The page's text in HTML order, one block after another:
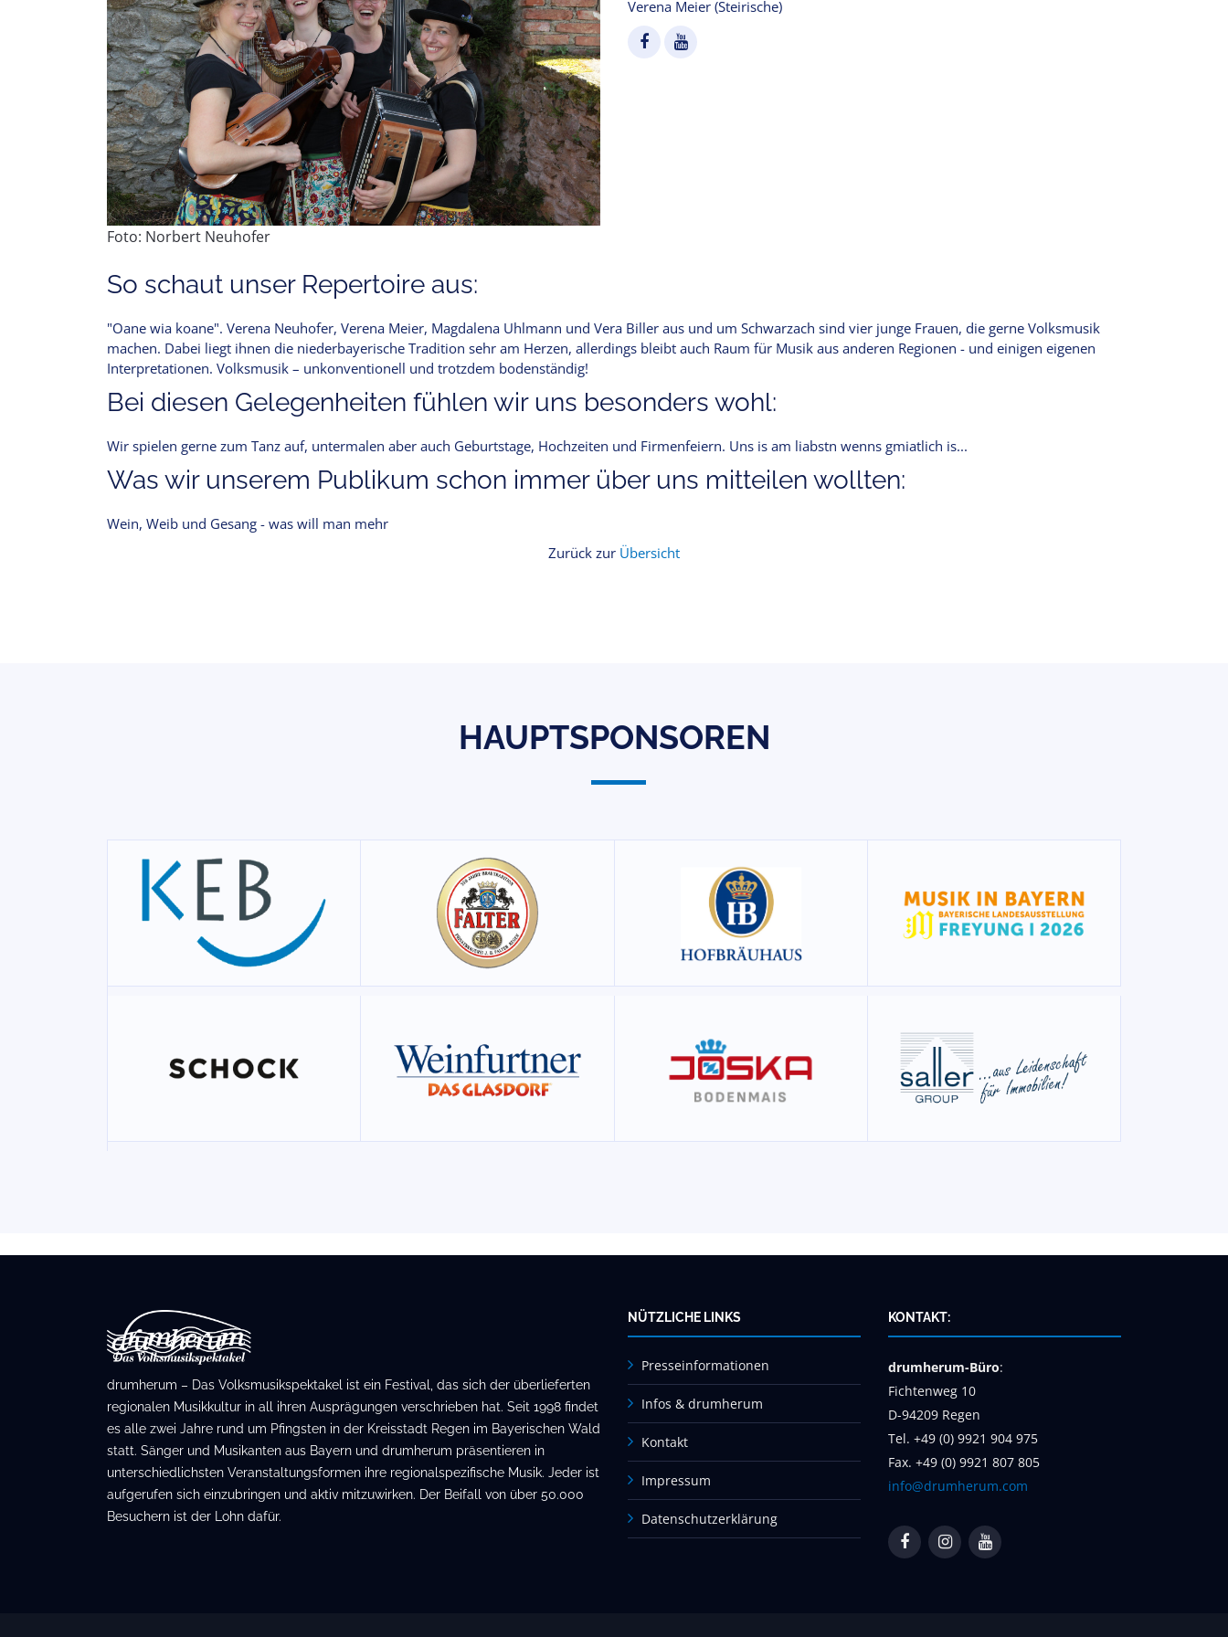
Foto: Norbert Neuhofer
Verena Meier (Steirische)
So schaut unser Repertoire aus:
"Oane wia koane". Verena Neuhofer, Verena Meier, Magdalena Uhlmann und Vera Biller aus und um Schwarzach sind vier junge Frauen, die gerne Volksmusik
machen. Dabei liegt ihnen die niederbayerische Tradition sehr am Herzen, allerdings bleibt auch Raum für Musik aus anderen Regionen - und einigen eigenen
Interpretationen. Volksmusik – unkonventionell und trotzdem bodenständig!
Bei diesen Gelegenheiten fühlen wir uns besonders wohl:
Wir spielen gerne zum Tanz auf, untermalen aber auch Geburtstage, Hochzeiten und Firmenfeiern. Uns is am liabstn wenns gmiatlich is...
Was wir unserem Publikum schon immer über uns mitteilen wollten:
Wein, Weib und Gesang - was will man mehr
Zurück zur Übersicht
HAUPTSPONSOREN
drumherum – Das Volksmusikspektakel ist ein Festival, das sich der überlieferten
regionalen Musikkultur in all ihren Ausprägungen verschrieben hat. Seit 1998 findet
es alle zwei Jahre rund um Pfingsten in der Kreisstadt Regen im Bayerischen Wald
statt. Sänger und Musikanten aus Bayern und drumherum präsentieren in
unterschiedlichsten Veranstaltungsformen ihre regionalspezifische Musik. Jeder ist
aufgerufen sich einzubringen und aktiv mitzuwirken. Der Beifall von über 50.000
Besuchern ist der Lohn dafür.
NÜTZLICHE LINKS
Presseinformationen
Infos & drumherum
Kontakt
Impressum
Datenschutzerklärung
KONTAKT:
drumherum-Büro:
Fichtenweg 10
D-94209 Regen
Tel. +49 (0) 9921 904 975
Fax. +49 (0) 9921 807 805
info@drumherum.com